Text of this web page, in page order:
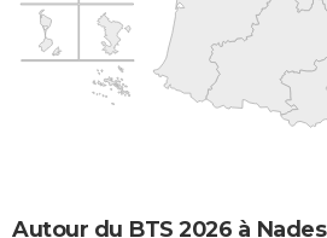
Autour du BTS 2026 à Nades